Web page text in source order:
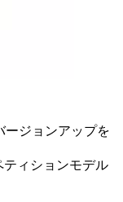
ージョンアップを
ティションモデル